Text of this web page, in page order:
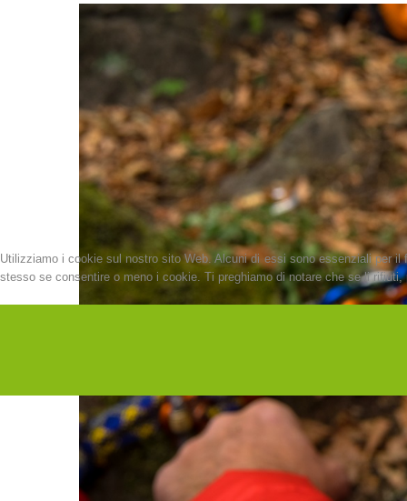
Utilizziamo i cookie sul nostro sito Web. Alcuni di essi sono essenziali per
stesso se consentire o meno i cookie. Ti preghiamo di notare che se li